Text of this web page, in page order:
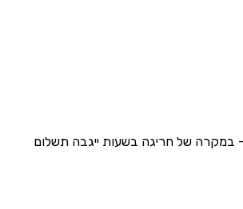
במקרה של חריגה בשעות ייגבה תשלום